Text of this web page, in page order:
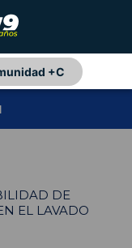
+C
DE
EL LAVADO